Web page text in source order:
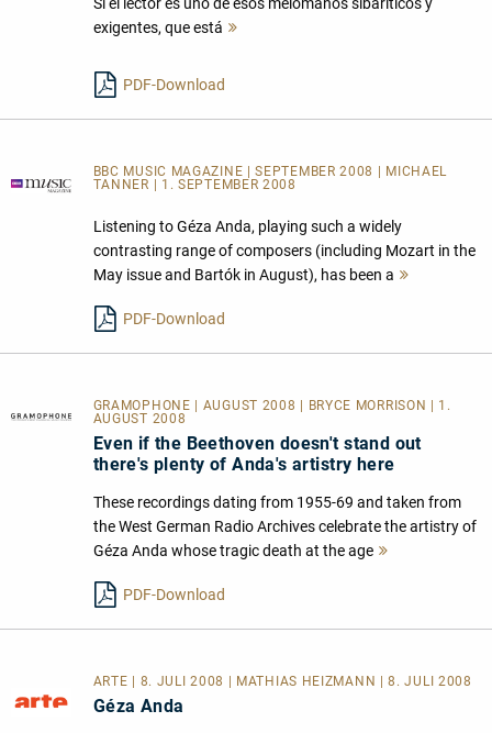
exigentes, que está
PDF-Download
BBC MUSIC MAGAZINE | SEPTEMBER 2008 | MICHAEL
TANNER | 1. SEPTEMBER 2008
Listening to Géza Anda, playing such a widely
contrasting range of composers (including Mozart in the
May issue and Bartók in August), has been a
PDF-Download
GRAMOPHONE | AUGUST 2008 | BRYCE MORRISON | 1.
AUGUST 2008
Even if the Beethoven doesn't stand out
there's plenty of Anda's artistry here
These recordings dating from 1955-69 and taken from
the West German Radio Archives celebrate the artistry of
Géza Anda whose tragic death at the age
PDF-Download
ARTE | 8. JULI 2008 | MATHIAS HEIZMANN | 8. JULI 2008
Géza Anda